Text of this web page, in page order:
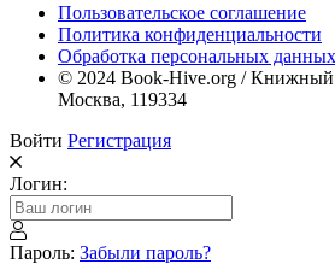
Пользовательское соглашение
Политика конфиденциальности
Обработка персональных данных
© 2024 Book-Hive.org / Книжный
Москва, 119334
Войти Регистрация
Логин:
Пароль: Забыли пароль?